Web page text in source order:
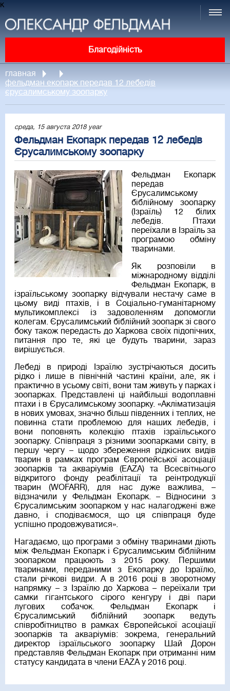
к
Благодійність
главная
фельдман екопарк передав 12 лебедів
єрусалимському зоопарку
среда, 15 августа 2018 year
Фельдман Екопарк передав 12 лебедів
Єрусалимському зоопарку
Фельдман Екопарк
передав
Єрусалимському
біблійному зоопарку
(Ізраїль) 12 білих
лебедів. Птахи
переїхали в Ізраїль за
програмою обміну
тваринами.
Як розповіли в
міжнародному відділі
Фельдман Екопарк, в
ізраїльському зоопарку відчували нестачу саме в
цьому виді птахів, і в Соціально-гуманітарному
мультикомплексі із задоволенням допомогли
колегам. Єрусалимський біблійний зоопарк зі свого
боку також передасть до Харкова своїх підопічних,
питання про те, які це будуть тварини, зараз
вирішується.
Лебеді в природі Ізраїлю зустрічаються досить
рідко і лише в північній частині країни, але, як і
практично в усьому світі, вони там живуть у парках і
зоопарках. Представлені ці найбільші водоплавні
птахи і в Єрусалимському зоопарку. «Акліматизація
в нових умовах, значно більш південних і теплих, не
повинна стати проблемою для наших лебедів, і
вони поповнять колекцію птахів ізраїльського
зоопарку. Співпраця з різними зоопарками світу, в
першу чергу – щодо збереження рідкісних видів
тварин в рамках програм Європейської асоціації
зоопарків та акваріумів (EAZA) та Всесвітнього
відкритого фонду реабілітації та реінтродукції
тварин (WOFARR), для нас дуже важлива, –
відзначили у Фельдман Екопарк. – Відносини з
Єрусалимським зоопарком у нас налагоджені вже
давно, і сподіваємося, що ця співпраця буде
успішно продовжуватися».
Нагадаємо, що програми з обміну тваринами діють
між Фельдман Екопарк і Єрусалимським біблійним
зоопарком працюють з 2015 року. Першими
тваринами, переданими з Екопарку до Ізраїлю,
стали річкові видри. А в 2016 році в зворотному
напрямку – з Ізраїлю до Харкова – переїхали три
самки гігантського сірого кенгуру і дві пари
лугових собачок. Фельдман Екопарк і
Єрусалимський біблійний зоопарк ведуть
співробітництво в рамках Європейської асоціації
зоопарків та акваріумів: зокрема, генеральний
директор ізраїльського зоопарку Шай Дорон
представляв Фельдман Екопарк при отриманні ним
статусу кандидата в члени EAZA у 2016 році.